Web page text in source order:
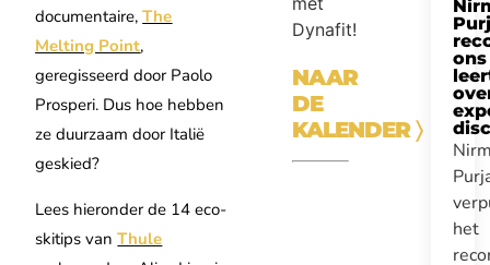
documentaire,The
Melting Point,
geregisseerd door Paolo
Prosperi. Dus hoe hebben
ze duurzaam door Italië
geskied?
Lees hieronder de 14 eco-
skitips vanThule
Dynafit!
NAAR
DE
KALENDER〉
ons
het